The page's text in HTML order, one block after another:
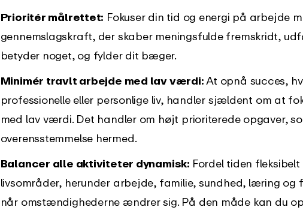
Prioritér målrettet: Fokuser din tid og energi på arbejde
gennemslagskraft, der skaber meningsfulde fremskridt,
betyder noget, og fylder dit bæger.
Minimér travlt arbejde med lav værdi: At opnå succes,
professionelle eller personlige liv, handler sjældent om at
med lav værdi. Det handler om højt prioriterede opgaver,
overensstemmelse hermed.
Balancer alle aktiviteter dynamisk: Fordel tiden
livsområder, herunder arbejde, familie, sundhed, læring og
når omstændighederne ændrer sig. På den måde kan du